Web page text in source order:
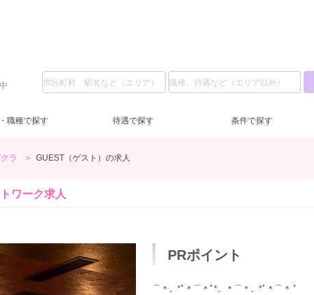
高崎 (5)
職種で探す
スナック・パブ (1)
待遇で探す
ドレス無料 (4)
主婦歓迎 (3)
条件で探す
夕方・夜【17～22時】 (5)
ラ GUEST（ゲスト）の求人
ワーク求人
PRポイント
⌒＊。*ﾟ＊⌒＊ﾟ*。＊⌒＊。*ﾟ＊⌒＊ ﾟ